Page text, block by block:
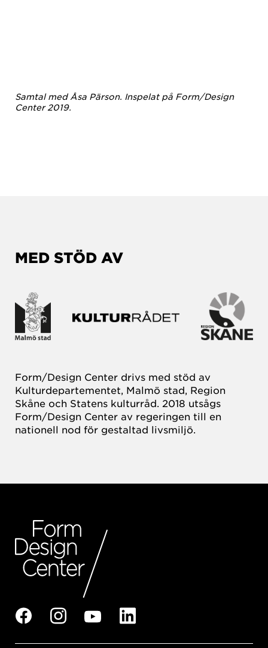
Samtal med Åsa Pärson. Inspelat på Form/Design
Center 2019.
MED STÖD AV
Form/Design Center drivs med stöd av
Kulturdepartementet, Malmö stad, Region
Skåne och Statens kulturråd. 2018 utsågs
Form/Design Center av regeringen till en
nationell nod för gestaltad livsmiljö.